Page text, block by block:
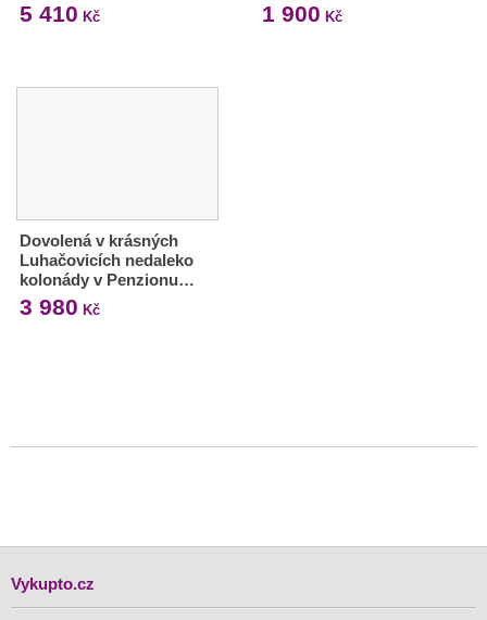
5 410 Kč 1 900 Kč
Dovolená v krásných
Luhačovicích nedaleko
kolonády v Penzionu…
3 980 Kč
Vykupto.cz